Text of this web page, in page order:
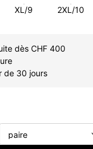
XL/9 2XL/10
dès CHF 400
de 30 jours